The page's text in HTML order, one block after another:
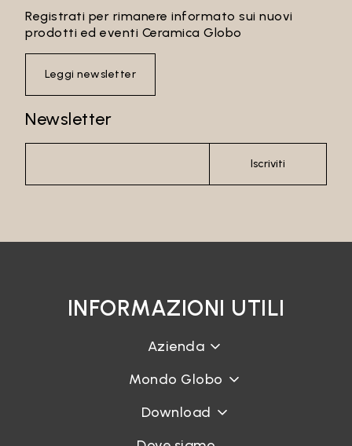
Registrati per rimanere informato sui nuovi
prodotti ed eventi Ceramica Globo
Leggi newsletter
Newsletter
Iscriviti
INFORMAZIONI UTILI
Azienda
Mondo Globo
Download